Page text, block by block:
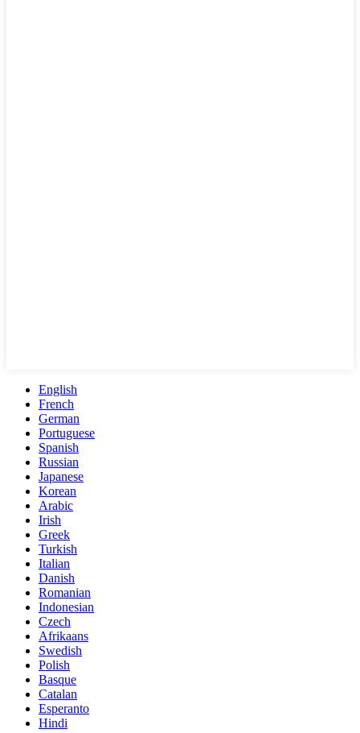
English
French
German
Portuguese
Spanish
Russian
Japanese
Korean
Arabic
Irish
Greek
Turkish
Italian
Danish
Romanian
Indonesian
Czech
Afrikaans
Swedish
Polish
Basque
Catalan
Esperanto
Hindi